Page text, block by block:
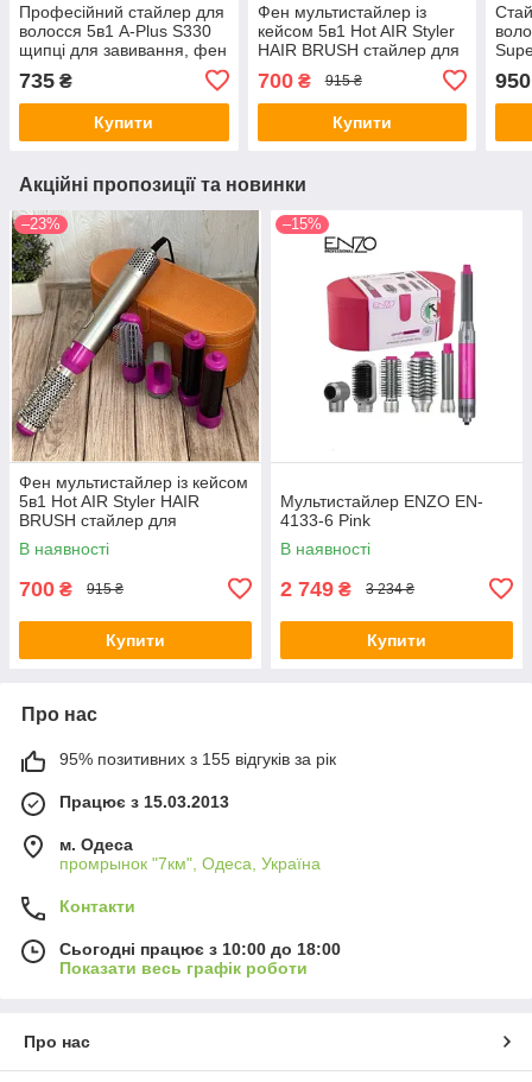
Професійний стайлер для
волосся 5в1 A-Plus S330
щипці для завивання, фен
керамічний
735 ₴
Купити
Фен мультистайлер із
кейсом 5в1 Hot AIR Styler
HAIR BRUSH стайлер для
700₴ 915 ₴
Купити
950
Акційні пропозиції та новинки
–23%
Фен мультистайлер із кейсом
5в1 Hot AIR Styler HAIR
BRUSH стайлер для
укладання волосся
В наявності
700 ₴ 915 ₴
Купити
–15%
Мультистайлер ENZO EN-
4133-6 Pink
В наявності
2 749 ₴ 3 234 ₴
Купити
Про нас
95% позитивних з 155 відгуків за рік
Працює з 15.03.2013
м. Одеса
промрынок "7км", Одеса, Україна
Контакти
Сьогодні працює з 10:00 до 18:00
Показати весь графік роботи
Про нас